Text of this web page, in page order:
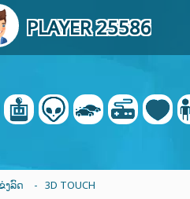
PLAYER 25586
ງລົດ - 3D TOUCH